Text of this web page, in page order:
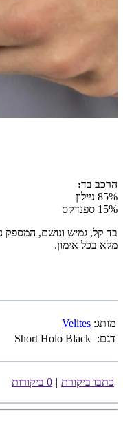
הרכב בד:
85% ניילון
15% ספנדקס
בד קל, גמיש ונושם, המספק
מלא בכל אימון.
מותג: Velites
דגם: Short Holo Black
כתבו ביקורת | 0 ביקורות